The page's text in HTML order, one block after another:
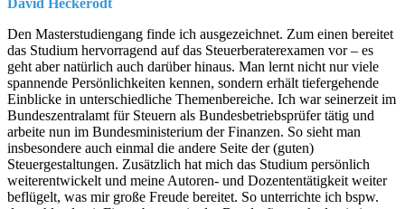
David Heckerodt
Den Masterstudiengang finde ich ausgezeichnet. Zum einen bereitet
das Studium hervorragend auf das Steuerberaterexamen vor – es
geht aber natürlich auch darüber hinaus. Man lernt nicht nur viele
spannende Persönlichkeiten kennen, sondern erhält tiefergehende
Einblicke in unterschiedliche Themenbereiche. Ich war seinerzeit im
Bundeszentralamt für Steuern als Bundesbetriebsprüfer tätig und
arbeite nun im Bundesministerium der Finanzen. So sieht man
insbesondere auch einmal die andere Seite der (guten)
Steuergestaltungen. Zusätzlich hat mich das Studium persönlich
weiterentwickelt und meine Autoren- und Dozententätigkeit weiter
beflügelt, was mir große Freude bereitet. So unterrichte ich bspw.